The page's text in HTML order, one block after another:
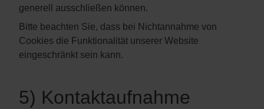
generell ausschließen können.
Bitte beachten Sie, dass bei Nichtannahme von
Cookies die Funktionalität unserer Website
eingeschränkt sein kann.
5) Kontaktaufnahme